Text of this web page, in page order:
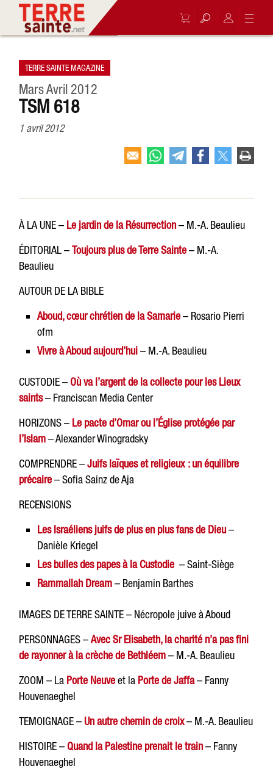
TERRE SAINTE MAGAZINE
Mars Avril 2012
TSM 618
1 avril 2012
À LA UNE – Le jardin de la Résurrection– M.-A. Beaulieu
ÉDITORIAL –Toujours plus de Terre Sainte– M.-A.
Beaulieu
AUTOUR DE LA BIBLE
Aboud, cœur chrétien de la Samarie – Rosario Pierri
ofm
Vivre à Aboud aujourd’hui – M.-A. Beaulieu
CUSTODIE –Où va l’argent de la collecte pour les Lieux
saints– Franciscan Media Center
HORIZONS – Le pacte d’Omar ou l’Église protégée par
l’Islam– Alexander Winogradsky
COMPRENDRE –Juifs laïques et religieux : un équilibre
précaire – Sofia Sainz de Aja
RECENSIONS
Les Israéliens juifs de plus en plus fans de Dieu –
Danièle Kriegel
Les bulles des papes à la Custodie – Saint-Siège
Rammallah Dream– Benjamin Barthes
IMAGES DE TERRE SAINTE – Nécropole juive à Aboud
PERSONNAGES –Avec Sr Elisabeth, la charité n’a pas fini
de rayonner à la crèche de Bethléem– M.-A. Beaulieu
ZOOM – La Porte Neuveet la Porte de Jaffa– Fanny
Houvenaeghel
TEMOIGNAGE –Un autre chemin de croix– M.-A. Beaulieu
HISTOIRE –Quand la Palestine prenait le train– Fanny
Houvenaeghel